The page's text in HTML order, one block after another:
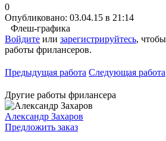
0
Опубликовано: 03.04.15 в 21:14
Флеш-графика
Войдите или зарегистрируйтесь,
работы фрилансеров.
Предыдущая работа Следующая работа
Другие работы фрилансера
Александр Захаров
Предложить заказ